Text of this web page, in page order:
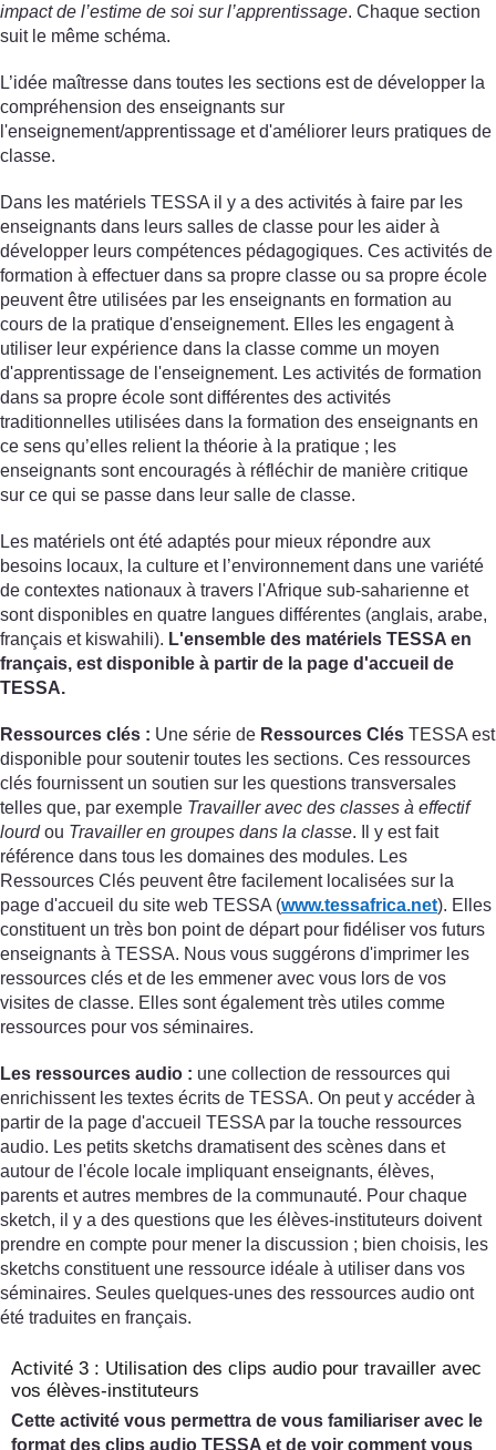
impact de l’estime de soi sur l’apprentissage. Chaque section
suit le même schéma.
L’idée maîtresse dans toutes les sections est de développer la
compréhension des enseignants sur
l'enseignement/apprentissage et d'améliorer leurs pratiques de
classe.
Dans les matériels TESSA il y a des activités à faire par les
enseignants dans leurs salles de classe pour les aider à
développer leurs compétences pédagogiques. Ces activités de
formation à effectuer dans sa propre classe ou sa propre école
peuvent être utilisées par les enseignants en formation au
cours de la pratique d'enseignement. Elles les engagent à
utiliser leur expérience dans la classe comme un moyen
d'apprentissage de l'enseignement. Les activités de formation
dans sa propre école sont différentes des activités
traditionnelles utilisées dans la formation des enseignants en
ce sens qu’elles relient la théorie à la pratique ; les
enseignants sont encouragés à réfléchir de manière critique
sur ce qui se passe dans leur salle de classe.
Les matériels ont été adaptés pour mieux répondre aux
besoins locaux, la culture et l’environnement dans une variété
de contextes nationaux à travers l'Afrique sub-saharienne et
sont disponibles en quatre langues différentes (anglais, arabe,
français et kiswahili). L'ensemble des matériels TESSA en
français, est disponible à partir de la page d'accueil de
TESSA.
Ressources clés : Une série de Ressources Clés TESSA est
disponible pour soutenir toutes les sections. Ces ressources
clés fournissent un soutien sur les questions transversales
telles que, par exemple Travailler avec des classes à effectif
lourdou Travailler en groupes dans la classe. Il y est fait
référence dans tous les domaines des modules. Les
Ressources Clés peuvent être facilement localisées sur la
page d'accueil du site web TESSA (www.tessafrica.net). Elles
constituent un très bon point de départ pour fidéliser vos futurs
enseignants à TESSA. Nous vous suggérons d'imprimer les
ressources clés et de les emmener avec vous lors de vos
visites de classe. Elles sont également très utiles comme
ressources pour vos séminaires.
Les ressources audio : une collection de ressources qui
enrichissent les textes écrits de TESSA. On peut y accéder à
partir de la page d'accueil TESSA par la touche ressources
audio. Les petits sketchs dramatisent des scènes dans et
autour de l'école locale impliquant enseignants, élèves,
parents et autres membres de la communauté. Pour chaque
sketch, il y a des questions que les élèves-instituteurs doivent
prendre en compte pour mener la discussion ; bien choisis, les
sketchs constituent une ressource idéale à utiliser dans vos
séminaires. Seules quelques-unes des ressources audio ont
été traduites en français.
Activité 3 : Utilisation des clips audio pour travailler avec
vos élèves-instituteurs
Cette activité vous permettra de vous familiariser avec le
format des clips audio TESSA et de voir comment vous